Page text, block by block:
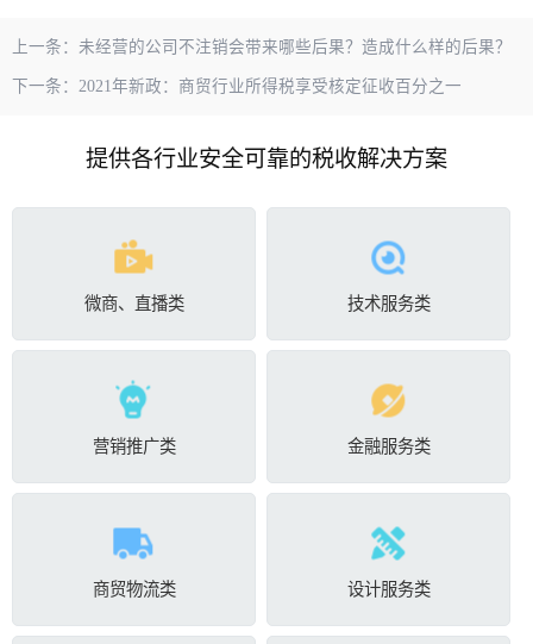
上一条： 未经营的公司不注销会带来哪些后果？造成什么样的后果？
下一条： 2021年新政：商贸行业所得税享受核定征收百分之一
提供各行业安全可靠的税收解决方案
微商、直播类 技术服务类
营销推广类 金融服务类
商贸物流类 设计服务类